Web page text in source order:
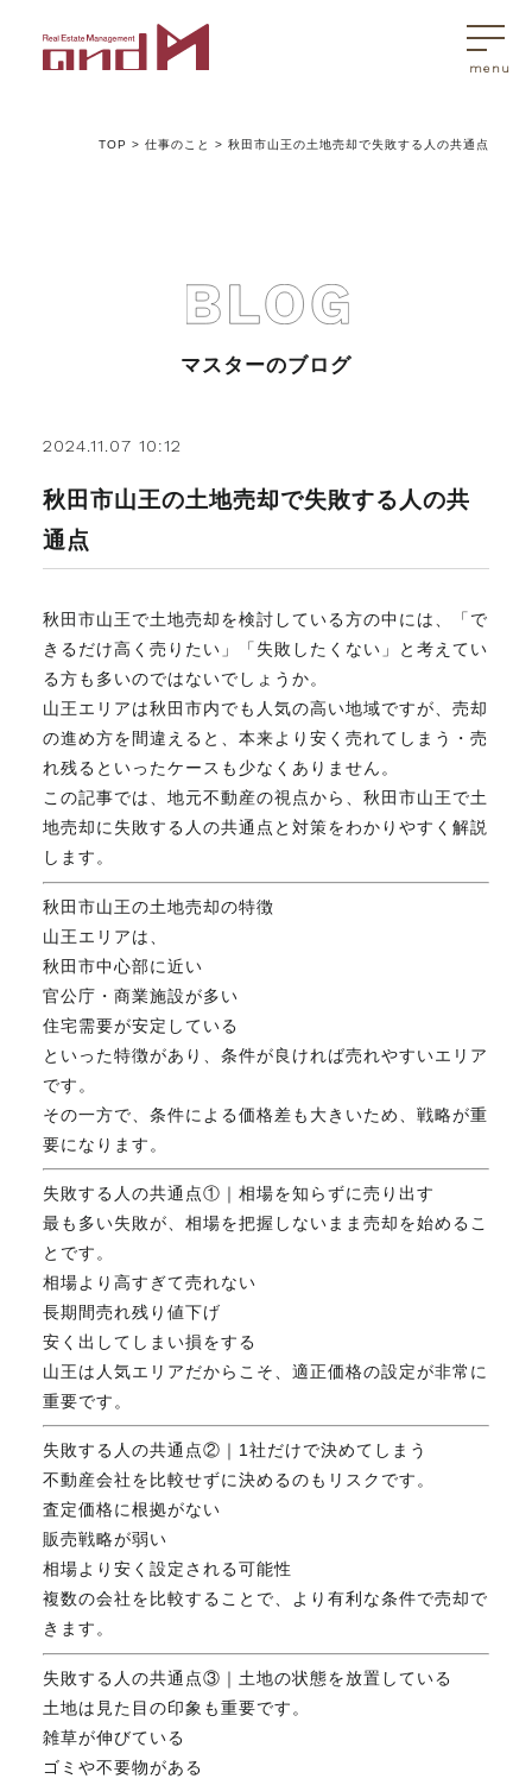
トップページ
アンドエムが選ばれる理由
不動産売買Q&A
マスターおすすめ物件
会社概要
スタッフ紹介
マスターのブログ
018-853-5780
FAX. 018-853-5781
土曜10:00－15:00（要予約）
定休日：第2第4土曜日および日曜祝祭日
無料相談、お問い合わせはこちら
TOP >仕事のこと >秋田市山王の土地売却で失敗する人の共通点
マスターのブログ
2024.11.07 10:12
秋田市山王の土地売却で失敗する人の共
通点
秋田市山王で土地売却を検討している方の中には、「で
きるだけ高く売りたい」「失敗したくない」と考えてい
る方も多いのではないでしょうか。
山王エリアは秋田市内でも人気の高い地域ですが、売却
の進め方を間違えると、本来より安く売れてしまう・売
れ残るといったケースも少なくありません。
この記事では、地元不動産の視点から、秋田市山王で土
地売却に失敗する人の共通点と対策をわかりやすく解説
します。
秋田市山王の土地売却の特徴
山王エリアは、
秋田市中心部に近い
官公庁・商業施設が多い
住宅需要が安定している
といった特徴があり、条件が良ければ売れやすいエリア
です。
その一方で、条件による価格差も大きいため、戦略が重
要になります。
失敗する人の共通点①｜相場を知らずに売り出す
最も多い失敗が、相場を把握しないまま売却を始めるこ
とです。
相場より高すぎて売れない
長期間売れ残り値下げ
安く出してしまい損をする
山王は人気エリアだからこそ、適正価格の設定が非常に
重要です。
失敗する人の共通点②｜1社だけで決めてしまう
不動産会社を比較せずに決めるのもリスクです。
査定価格に根拠がない
販売戦略が弱い
相場より安く設定される可能性
複数の会社を比較することで、より有利な条件で売却で
きます。
失敗する人の共通点③｜土地の状態を放置している
土地は見た目の印象も重要です。
雑草が伸びている
ゴミや不要物がある